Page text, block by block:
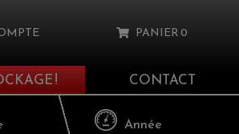
PANIER0
produit dans votre panier
! CONTACT
Année